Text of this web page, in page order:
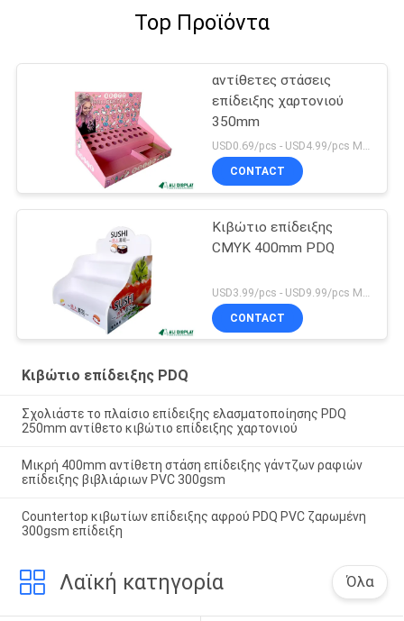
Top Προϊόντα
αντίθετες στάσεις
επίδειξης χαρτονιού
350mm
USD0.69/pcs - USD4.99/pcs MOQ:100pcs
CONTACT
Κιβώτιο επίδειξης
CMYK 400mm PDQ
USD3.99/pcs - USD9.99/pcs MOQ:50pcs
CONTACT
Κιβώτιο επίδειξης PDQ
Σχολιάστε το πλαίσιο επίδειξης ελασματοποίησης PDQ
250mm αντίθετο κιβώτιο επίδειξης χαρτονιού
Μικρή 400mm αντίθετη στάση επίδειξης γάντζων ραφιών
επίδειξης βιβλιάριων PVC 300gsm
Countertop κιβωτίων επίδειξης αφρού PDQ PVC ζαρωμένη
300gsm επίδειξη
Λαϊκή κατηγορία Όλα